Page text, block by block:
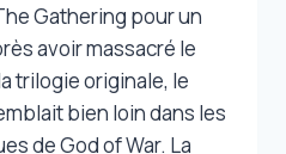
Gathering pour un
avoir massacré le
trilogie originale, le
bien loin dans les
de God of War. La